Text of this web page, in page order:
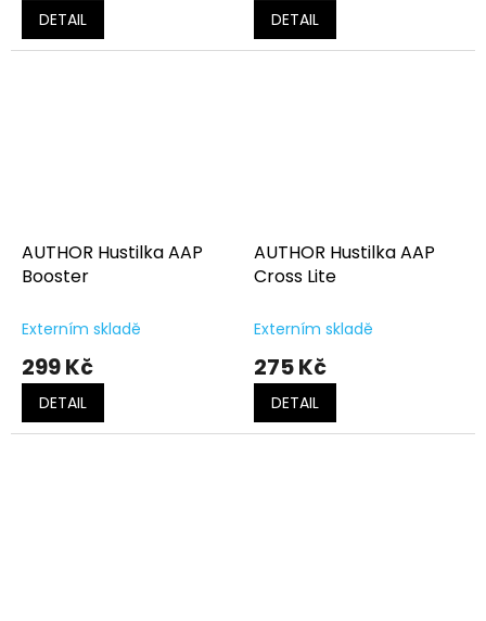
DETAIL DETAIL
AUTHOR Hustilka AAP
Booster
Externím skladě
299 Kč
DETAIL
AUTHOR Hustilka AAP
Cross Lite
Externím skladě
275 Kč
DETAIL